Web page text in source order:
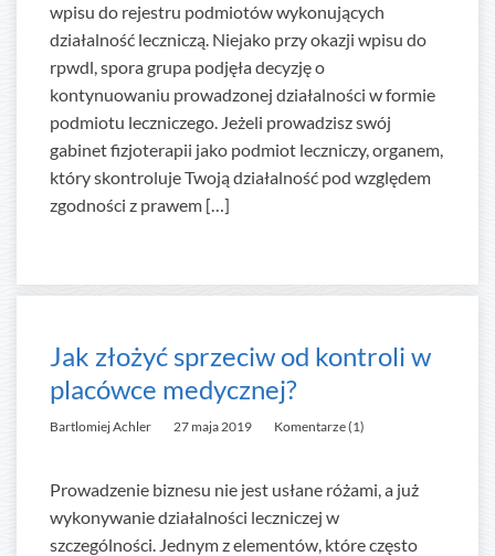
wpisu do rejestru podmiotów wykonujących
działalność leczniczą. Niejako przy okazji wpisu do
rpwdl, spora grupa podjęła decyzję o
kontynuowaniu prowadzonej działalności w formie
podmiotu leczniczego. Jeżeli prowadzisz swój
gabinet fizjoterapii jako podmiot leczniczy, organem,
który skontroluje Twoją działalność pod względem
zgodności z prawem […]
Jak złożyć sprzeciw od kontroli w
placówce medycznej?
Bartlomiej Achler 27 maja 2019 Komentarze (1)
Prowadzenie biznesu nie jest usłane różami, a już
wykonywanie działalności leczniczej w
szczególności. Jednym z elementów, które często